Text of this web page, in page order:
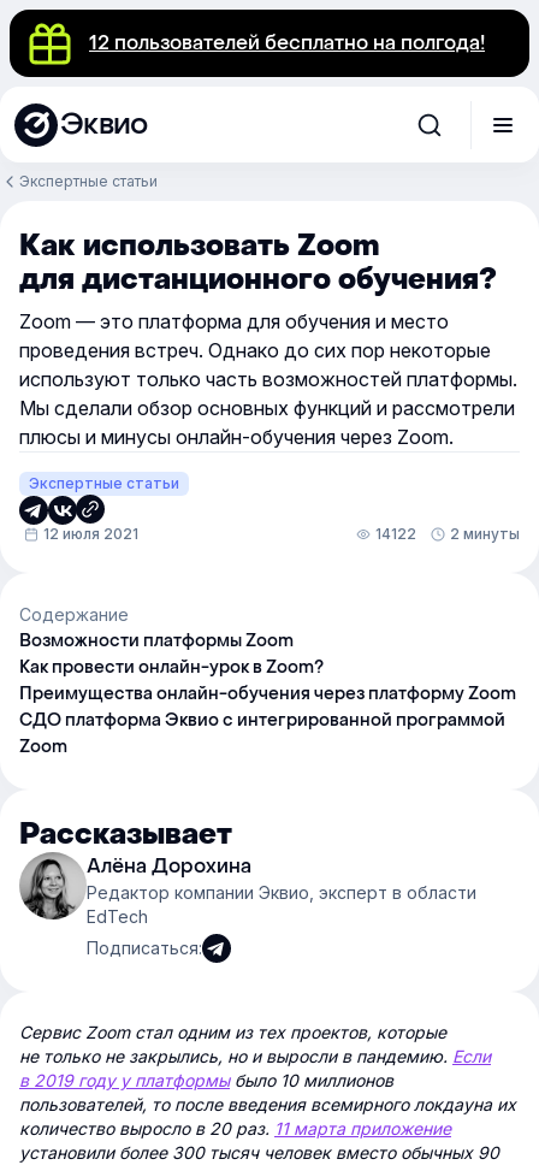
12 пользователей бесплатно на полгода!
Эквио
Экспертные статьи
Как использовать Zoom
для дистанционного обучения?
Zoom — это платформа для обучения и место
проведения встреч. Однако до сих пор некоторые
используют только часть возможностей платформы.
Мы сделали обзор основных функций и рассмотрели
плюсы и минусы онлайн-обучения через Zoom.
Экспертные статьи
12 июля 2021 14122 2 минуты
Содержание
Возможности платформы Zoom
Как провести онлайн-урок в Zoom?
Преимущества онлайн-обучения через платформу Zoom
СДО платформа Эквио с интегрированной программой
Zoom
Рассказывает
Алёна Дорохина
Редактор компании Эквио, эксперт в области
EdTech
Подписаться:
Сервис Zoom стал одним из тех проектов, которые
не только не закрылись, но и выросли в пандемию. Если
в 2019 году у платформыбыло 10 миллионов
пользователей, то после введения всемирного локдауна их
количество выросло в 20 раз. 11 марта приложение
установили более 300 тысяч человек вместо обычных 90